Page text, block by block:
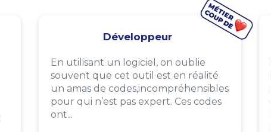
Développeur
En utilisant un logiciel, on oublie
souvent que cet outil est en réalité
un amas de codes,incompréhensibles
pour qui n’est pas expert. Ces codes
ont...